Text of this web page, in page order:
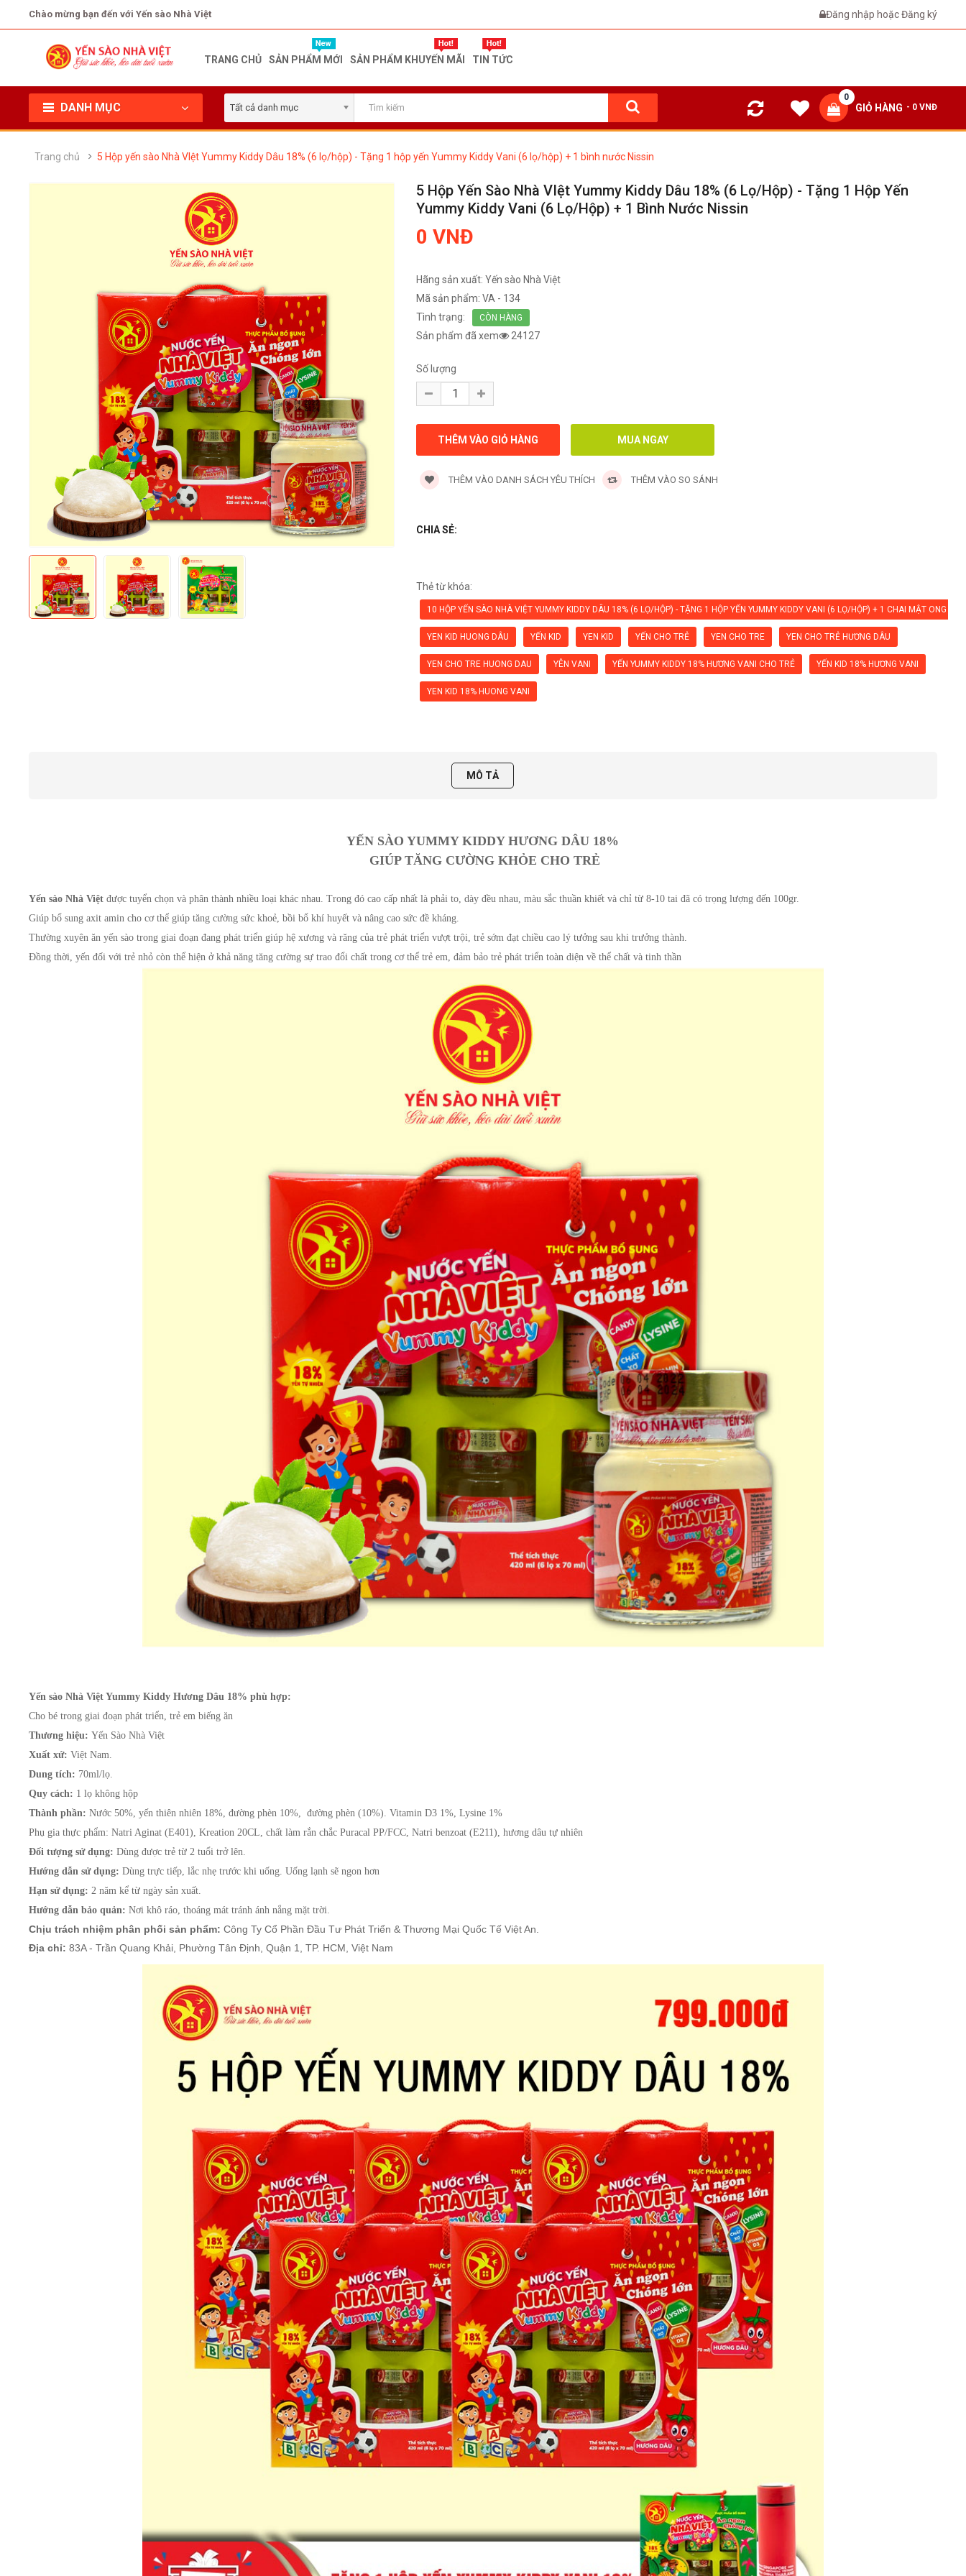
Chào mừng bạn đến với Yến sào Nhà Việt Đăng nhập hoặcĐăng ký
TRANG CHỦ SẢN PHẨM MỚI SẢN PHẨM KHUYẾN MÃI TIN TỨC
DANH MỤC Tất cả danh mục GIỎ HÀNG
0
- 0 VNĐ
Trang chủ 5 Hộp yến sào Nhà VIệt Yummy Kiddy Dâu 18% (6 lọ/hộp) - Tặng 1 hộp yến Yummy Kiddy Vani (6 lọ/hộp) + 1 bình nước Nissin
5 Hộp Yến Sào Nhà VIệt Yummy Kiddy Dâu 18% (6 Lọ/hộp) - Tặng 1 Hộp Yến
Yummy Kiddy Vani (6 Lọ/hộp) + 1 Bình Nước Nissin
0 VNĐ
Hãng sản xuất:Yến sào Nhà Việt
Mã sản phẩm:VA - 134
Tình trạng:
CÒN HÀNG
Sản phẩm đã xem 24127
Số lượng
THÊM VÀO DANH SÁCH YÊU THÍCH THÊM VÀO SO SÁNH
CHIA SẺ:
Thẻ từ khóa:
10 HỘP YẾN SÀO NHÀ VIỆT YUMMY KIDDY DÂU 18% (6 LỌ/HỘP) - TẶNG 1 HỘP YẾN YUMMY KIDDY VANI (6 LỌ/HỘP) + 1 CHAI MẬT ONG
YEN KID HUONG DÂU YẾN KID YEN KID YẾN CHO TRẺ YEN CHO TRE YEN CHO TRẺ HƯƠNG DÂU
YEN CHO TRE HUONG DAU YÊN VANI YẾN YUMMY KIDDY 18% HƯƠNG VANI CHO TRẺ YẾN KID 18% HƯƠNG VANI
YEN KID 18% HUONG VANI
MÔ TẢ
YẾN SÀO YUMMY KIDDY HƯƠNG DÂU 18%
GIÚP TĂNG CƯỜNG KHỎE CHO TRẺ
Yến sào Nhà Việt được tuyển chọn và phân thành nhiều loại khác nhau. Trong đó cao cấp nhất là phải to, dày đều nhau, màu sắc thuần khiết và chỉ từ 8-10 tai đã có trọng lượng đến 100gr.
Giúp bổ sung axit amin cho cơ thể giúp tăng cường sức khoẻ, bồi bổ khí huyết và nâng cao sức đề kháng.
Thường xuyên ăn yến sào trong giai đoạn đang phát triển giúp hệ xương và răng của trẻ phát triển vượt trội, trẻ sớm đạt chiều cao lý tưởng sau khi trưởng thành.
Đồng thời, yến đối với trẻ nhỏ còn thể hiện ở khả năng tăng cường sự trao đổi chất trong cơ thể trẻ em, đảm bảo trẻ phát triển toàn diện về thể chất và tinh thần
Yến sào Nhà Việt Yummy Kiddy Hương Dâu 18% phù hợp:
Cho bé trong giai đoạn phát triển, trẻ em biếng ăn
Thương hiệu: Yến Sào Nhà Việt
Xuất xứ:
Dung tích: 70ml/lọ.
Quy cách:
Thành phần: Nước 50%, yến thiên nhiên 18%, đường phèn 10%,  đường phèn (10%). Vitamin D3 1%, Lysine 1%
Phụ gia thực phẩm: Natri Aginat (E401), Kreation 20CL, chất làm rắn chắc Puracal PP/FCC, Natri benzoat (E211), hương dâu tự nhiên
Đối tượng sử dụng: Dùng được trẻ từ 2 tuổi trở lên.
Hướng dẫn sử dụng: Dùng trực tiếp, lắc nhẹ trước khi uống. Uống lạnh sẽ ngon hơn
Hạn sử dụng:
Hướng dẫn bảo quản: Nơi khô ráo, thoáng mát tránh ánh nắng mặt trời.
Chịu trách nhiệm phân phối sản phẩm: Công Ty Cổ Phần Đầu Tư Phát Triển & Thương Mại Quốc Tế Việt An.
Địa chỉ: 83A - Trần Quang Khải, Phường Tân Định, Quận 1, TP. HCM, Việt Nam